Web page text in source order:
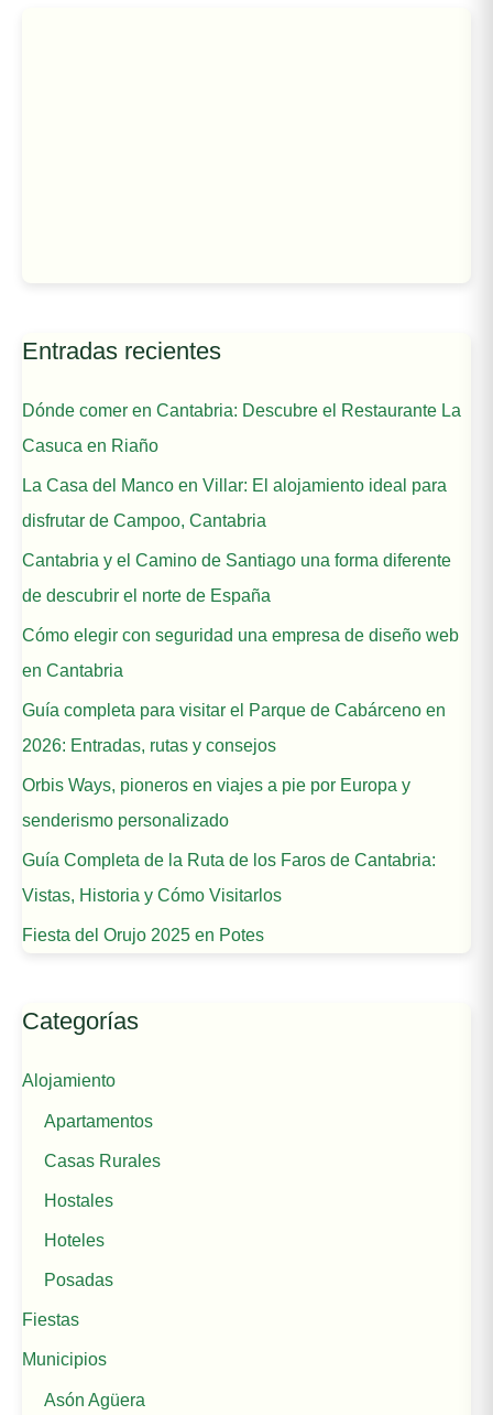
Entradas recientes
Dónde comer en Cantabria: Descubre el Restaurante La
Casuca en Riaño
La Casa del Manco en Villar: El alojamiento ideal para
disfrutar de Campoo, Cantabria
Cantabria y el Camino de Santiago una forma diferente
de descubrir el norte de España
Cómo elegir con seguridad una empresa de diseño web
en Cantabria
Guía completa para visitar el Parque de Cabárceno en
2026: Entradas, rutas y consejos
Orbis Ways, pioneros en viajes a pie por Europa y
senderismo personalizado
Guía Completa de la Ruta de los Faros de Cantabria:
Vistas, Historia y Cómo Visitarlos
Fiesta del Orujo 2025 en Potes
Categorías
Alojamiento
Apartamentos
Casas Rurales
Hostales
Hoteles
Posadas
Fiestas
Municipios
Asón Agüera